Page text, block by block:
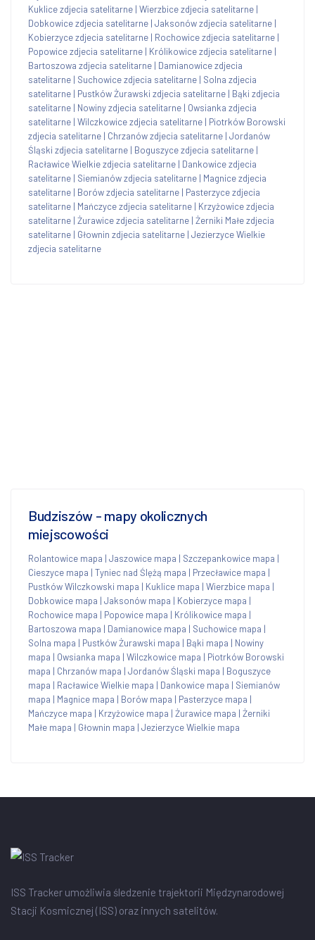
Kuklice zdjecia satelitarne | Wierzbice zdjecia satelitarne |
Dobkowice zdjecia satelitarne | Jaksonów zdjecia satelitarne |
Kobierzyce zdjecia satelitarne | Rochowice zdjecia satelitarne |
Popowice zdjecia satelitarne | Królikowice zdjecia satelitarne |
Bartoszowa zdjecia satelitarne | Damianowice zdjecia
satelitarne | Suchowice zdjecia satelitarne | Solna zdjecia
satelitarne | Pustków Żurawski zdjecia satelitarne | Bąki zdjecia
satelitarne | Nowiny zdjecia satelitarne | Owsianka zdjecia
satelitarne | Wilczkowice zdjecia satelitarne | Piotrków Borowski
zdjecia satelitarne | Chrzanów zdjecia satelitarne | Jordanów
Śląski zdjecia satelitarne | Boguszyce zdjecia satelitarne |
Racławice Wielkie zdjecia satelitarne | Dankowice zdjecia
satelitarne | Siemianów zdjecia satelitarne | Magnice zdjecia
satelitarne | Borów zdjecia satelitarne | Pasterzyce zdjecia
satelitarne | Mańczyce zdjecia satelitarne | Krzyżowice zdjecia
satelitarne | Żurawice zdjecia satelitarne | Żerniki Małe zdjecia
satelitarne | Głownin zdjecia satelitarne | Jezierzyce Wielkie
zdjecia satelitarne
Budziszów - mapy okolicznych
miejscowości
Rolantowice mapa | Jaszowice mapa | Szczepankowice mapa |
Cieszyce mapa | Tyniec nad Ślężą mapa | Przecławice mapa |
Pustków Wilczkowski mapa | Kuklice mapa | Wierzbice mapa |
Dobkowice mapa | Jaksonów mapa | Kobierzyce mapa |
Rochowice mapa | Popowice mapa | Królikowice mapa |
Bartoszowa mapa | Damianowice mapa | Suchowice mapa |
Solna mapa | Pustków Żurawski mapa | Bąki mapa | Nowiny
mapa | Owsianka mapa | Wilczkowice mapa | Piotrków Borowski
mapa | Chrzanów mapa | Jordanów Śląski mapa | Boguszyce
mapa | Racławice Wielkie mapa | Dankowice mapa | Siemianów
mapa | Magnice mapa | Borów mapa | Pasterzyce mapa |
Mańczyce mapa | Krzyżowice mapa | Żurawice mapa | Żerniki
Małe mapa | Głownin mapa | Jezierzyce Wielkie mapa
ISS Tracker umożliwia śledzenie trajektorii Międzynarodowej
Stacji Kosmicznej (ISS) oraz innych satelitów.